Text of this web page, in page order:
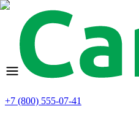
+7 (800) 555-07-41